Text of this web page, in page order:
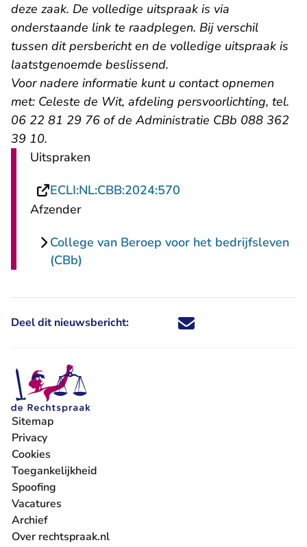
deze zaak. De volledige uitspraak is via
onderstaande link te raadplegen. Bij verschil
tussen dit persbericht en de volledige uitspraak is
laatstgenoemde beslissend.
Voor nadere informatie kunt u contact opnemen
met: Celeste de Wit, afdeling persvoorlichting, tel.
06 22 81 29 76 of de Administratie CBb 088 362
39 10.
Uitspraken
ECLI:NL:CBB:2024:570
Afzender
College van Beroep voor het bedrijfsleven
(CBb)
Deel dit nieuwsbericht: Deel dit nieuwsbericht via X -
Deel dit nieuwsbericht via
Deel dit nieuwsbericht
Deel dit
Sitemap
Privacy
Cookies
Toegankelijkheid
Spoofing
Vacatures
- U verlaat Rechtspraak.nl
Archief
Over rechtspraak.nl